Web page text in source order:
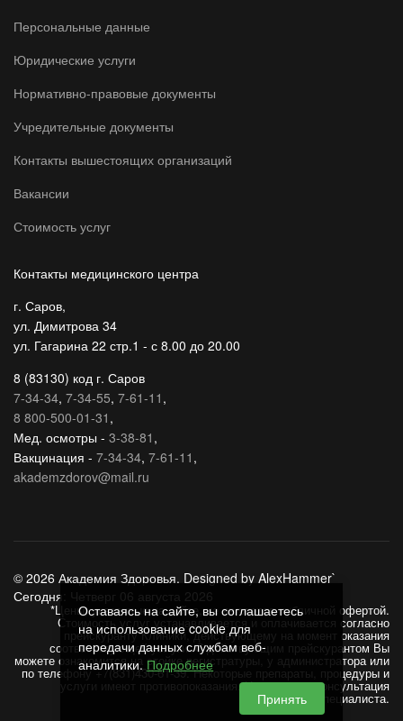
Оставаясь на сайте, вы соглашаетесь
на использование cookie для
передачи данных службам веб-
аналитики. Подробнее
Принять
Персональные данные
Юридические услуги
Нормативно-правовые документы
Учредительные документы
Контакты вышестоящих организаций
Вакансии
Стоимость услуг
Контакты медицинского центра
г. Саров,
ул. Димитрова 34
ул. Гагарина 22 стр.1 - с 8.00 до 20.00
8 (83130) код г. Саров
7-34-34, 7-34-55, 7-61-11 ,
8 800-500-01-31 ,
Мед. осмотры - 3-38-81 ,
Вакцинация - 7-34-34, 7-61-11 ,
akademzdorov@mail.ru
© 2026 Академия Здоровья. Designed by AlexHammer`
Сегодня: Четверг 06 августа 2026
*Цены, указанные на сайте, не являются публичной офертой.
Стоимость услуг устанавливается и оплачивается согласно
прейскуранту Клиники, действующему на момент оказания
соответствующей услуги. С действующим прейскурантом Вы
можете ознакомится на стойке регистратуры, у администратора или
по телефону +7(831)430-61-39. Некоторые препараты, процедуры и
услуги имеют противопоказания. Необходима консультация
специалиста.